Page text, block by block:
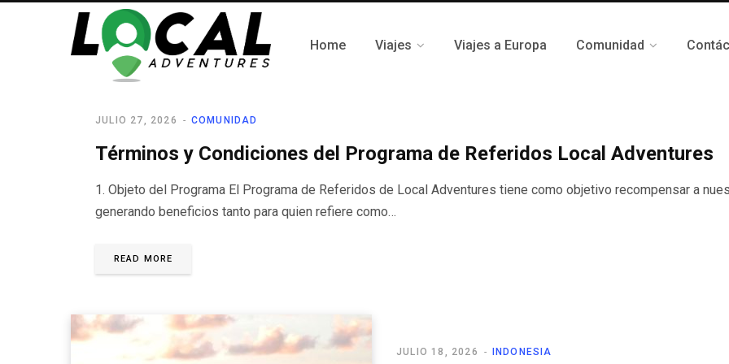
Home Viajes Viajes a Europa Comunidad
COMUNIDAD
JULIO 27, 2026
Términos y Condiciones del Programa de Referidos Local Adventures
1. Objeto del Programa El Programa de Referidos de Local Adventures tiene como objetivo recompensar a
generando beneficios tanto para quien refiere como…
READ MORE
INDONESIA
JULIO 18, 2026